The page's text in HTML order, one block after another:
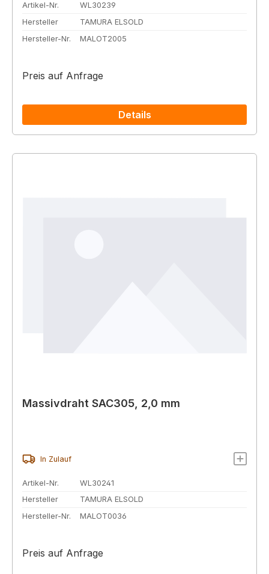
Artikel-Nr.
WL30239
Hersteller
TAMURA ELSOLD
Hersteller-Nr.
MALOT2005
Preis auf Anfrage
Details
Massivdraht SAC305, 2,0 mm
In Zulauf
Artikel-Nr.
WL30241
Hersteller
TAMURA ELSOLD
Hersteller-Nr.
MALOT0036
Preis auf Anfrage